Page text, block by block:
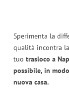
Sperimenta la
qualità incontra
tuo trasloco a
possibile, in
nuova casa.